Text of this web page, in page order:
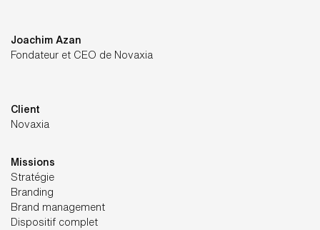
Joachim Azan
Fondateur et CEO de Novaxia
Client
Novaxia
Missions
Stratégie
Branding
Brand management
Dispositif complet